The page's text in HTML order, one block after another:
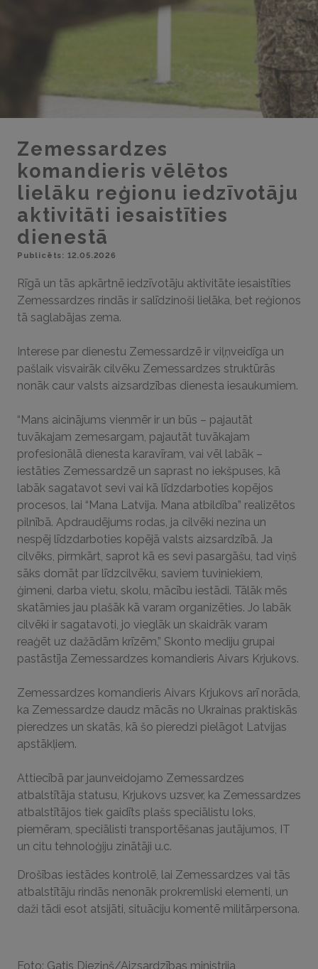
Zemessardzes
komandieris vēlētos
lielāku reģionu iedzīvotāju
aktivitāti iesaistīties
dienestā
Publicēts: 12.05.2026
Rīgā un tās apkārtnē iedzīvotāju aktivitāte iesaistīties
Zemessardzes rindās ir salīdzinoši lielāka, bet reģionos
tā saglabājas zema.
Interese par dienestu Zemessardzē ir viļņveidīga un
pašlaik visvairāk cilvēku Zemessardzes struktūrās
nonāk caur valsts aizsardzības dienesta iesaukumiem.
“Mans aicinājums vienmēr ir un būs – pajautāt
tuvākajam zemesargam, pajautāt tuvākajam
profesionālā dienesta karavīram, vai vēl labāk –
iestāties Zemessardzē un saprast no iekšpuses, kā
labāk sagatavot sevi vai kā līdzdarboties kopējos
procesos, lai “Mana Latvija. Mana atbildība” realizētos
pilnībā. Apdraudējums rodas, ja cilvēki nezina un
nespēj līdzdarboties kopējā valsts aizsardzībā. Ja
cilvēks, pirmkārt, saprot kā es sevi pasargāšu, tad viņš
sāks domāt par līdzcilvēku, saviem tuviniekiem,
ģimeni, darba vietu, skolu, mācību iestādi. Tālāk mēs
skatāmies jau plašāk kā varam organizēties. Jo labāk
cilvēki ir sagatavoti, jo vieglāk un skaidrāk varam
reaģēt uz dažādām krīzēm,” Skonto mediju grupai
pastāstīja Zemessardzes komandieris Aivars Krjukovs.
Zemessardzes komandieris Aivars Krjukovs arī norāda,
ka Zemessardze daudz mācās no Ukrainas praktiskās
pieredzes un skatās, kā šo pieredzi pielāgot Latvijas
apstākļiem.
Attiecībā par jaunveidojamo Zemessardzes
atbalstītāja statusu, Krjukovs uzsver, ka Zemessardzes
atbalstītājos tiek gaidīts plašs speciālistu loks,
piemēram, speciālisti transportēšanas jautājumos, IT
un citu tehnoloģiju zinātāji u.c.
Drošības iestādes kontrolē, lai Zemessardzes vai tās
atbalstītāju rindās nenonāk prokremliski elementi, un
daži tādi esot atsijāti, situāciju komentē militārpersona.
Foto: Gatis Dieziņš/Aizsardzības ministrija